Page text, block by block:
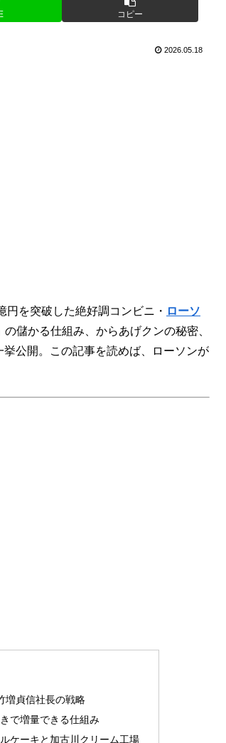
コピー
2026.05.18
円を突破した絶好調コンビニ・ ローソ
儲かる仕組み、からあげクンの秘密、
公開。この記事を読めば、ローソンが
増貞信社長の戦略
で増量できる仕組み
ケーキと加古川クリーム工場